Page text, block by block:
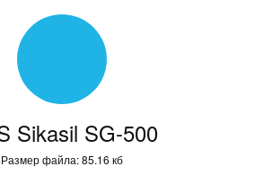
Sikasil SG-500
Размер файла: 85.16 кб